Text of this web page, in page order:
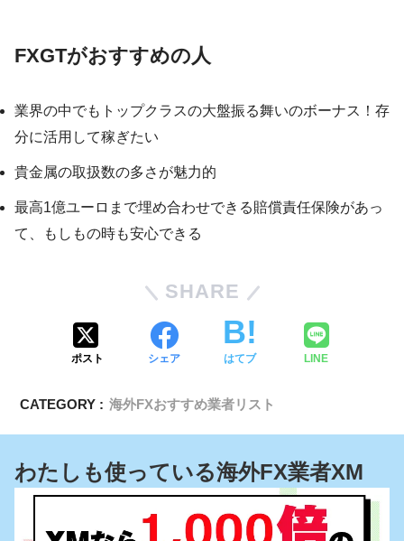
FXGTがおすすめの人
業界の中でもトップクラスの大盤振る舞いのボーナス！存
分に活用して稼ぎたい
貴金属の取扱数の多さが魅力的
最高1億ユーロまで埋め合わせできる賠償責任保険があっ
て、もしもの時も安心できる
SHARE
ポスト シェア はてブ LINE
CATEGORY : 海外FXおすすめ業者リスト
わたしも使っている海外FX業者XM